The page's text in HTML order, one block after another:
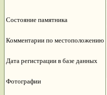
Состояние памятника
Комментарии по местоположению
Дата регистрации в базе данных
Фотографии